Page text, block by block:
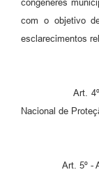
congêneres
com o objetivo
esclarecimentos
Art. 4º - A
Nacional de
Art. 5º - A